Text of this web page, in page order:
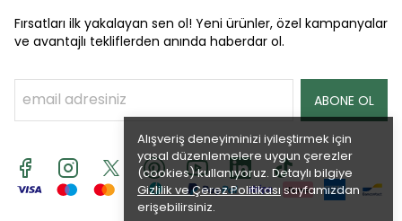
Alışveriş deneyiminizi iyileştirmek için
yasal düzenlemelere uygun çerezler
(cookies) kullanıyoruz. Detaylı bilgiye
Gizlilik ve Çerez Politikası sayfamızdan
erişebilirsiniz.
Fırsatları ilk yakalayan sen ol! Yeni ürünler, özel kampanyalar
ve avantajlı tekliflerden anında haberdar ol.
ABONE OL